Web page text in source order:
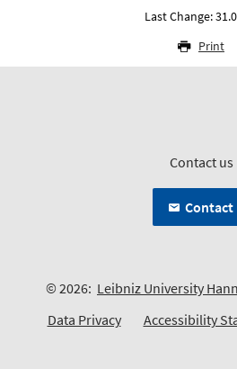
Last Change:
Print
Contact us
Contact
© 2026: Leibniz University
Data Privacy
Accessibility